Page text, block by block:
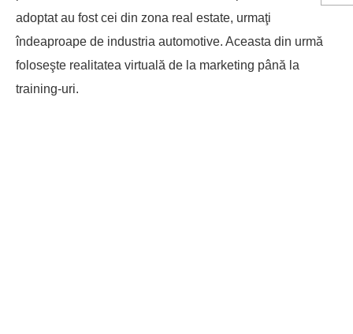
adoptat au fost cei din zona real estate, urmaţi
îndeaproape de industria automotive. Aceasta din urmă
foloseşte realitatea virtuală de la marketing până la
training-uri.